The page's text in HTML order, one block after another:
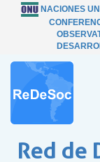
NACIONES
Red de